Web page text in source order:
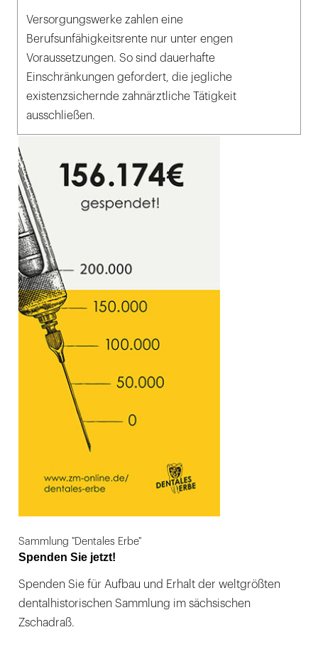
Versorgungswerke zahlen eine
Berufsunfähigkeitsrente nur unter engen
Voraussetzungen. So sind dauerhafte
Einschränkungen gefordert, die jegliche
existenzsichernde zahnärztliche Tätigkeit
ausschließen.
Sammlung "Dentales Erbe"
Spenden Sie jetzt!
Spenden Sie für Aufbau und Erhalt der weltgrößten
dentalhistorischen Sammlung im sächsischen
Zschadraß.